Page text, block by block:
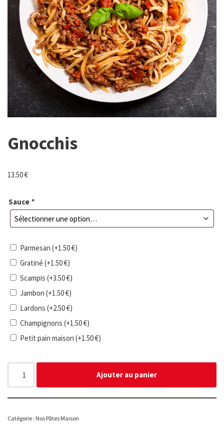
Gnocchis
13.50€
Sauce *
Parmesan (+1.50€)
Gratiné (+1.50€)
Scampis (+3.50€)
Jambon (+1.50€)
Lardons (+2.50€)
Champignons (+1.50€)
Petit pain maison (+1.50€)
Ajouter au panier
Catégorie : Nos Pâtes Maison